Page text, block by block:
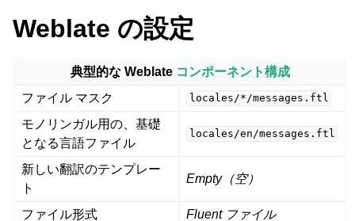
navigation of 対応するファイル形式
Weblate の設定
典型的な Weblate コンポーネント構成
ファイル マスク
locales/*/messages.ftl
モノリンガル用の、基礎
となる言語ファイル
locales/en/messages.ftl
新しい翻訳のテンプレー
ト
Empty（空）
ファイル形式 Fluent ファイル